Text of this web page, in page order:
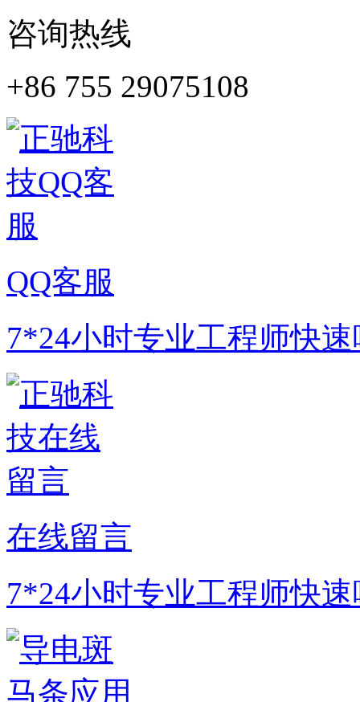
咨询热线
+86 755 29075108
QQ客服
7*24小时专业工程师快
在线留言
7*24小时专业工程师快